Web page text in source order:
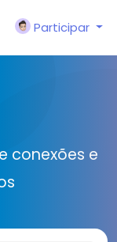
Participar
conexões e